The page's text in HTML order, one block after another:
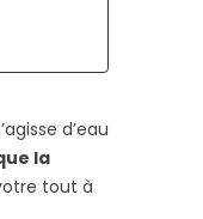
d’eau
la
tout à